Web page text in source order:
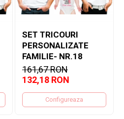
SET TRICOURI
PERSONALIZATE
FAMILIE- NR.18
161,67 RON
132,18 RON
Configureaza